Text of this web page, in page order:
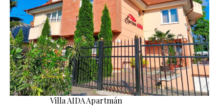
Villa AIDA Apartmán